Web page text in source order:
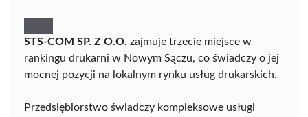
STS-COM SP. Z O.O. zajmuje trzecie miejsce w
rankingu drukarni w Nowym Sączu, co świadczy o jej
mocnej pozycji na lokalnym rynku usług drukarskich.
Przedsiębiorstwo świadczy kompleksowe usługi